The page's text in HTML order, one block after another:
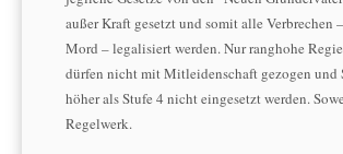
außer Kraft gesetzt und somit alle Verbrechen
Mord – legalisiert werden. Nur ranghohe
dürfen nicht mit Mitleidenschaft gezogen und
höher als Stufe 4 nicht eingesetzt werden.
Regelwerk.